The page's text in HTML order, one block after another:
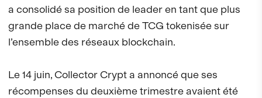
a consolidé sa position de leader en tant que plus
grande place de marché de TCG tokenisée sur
l’ensemble des réseaux blockchain.
Le 14 juin, Collector Crypt a annoncé que ses
récompenses du deuxième trimestre avaient été